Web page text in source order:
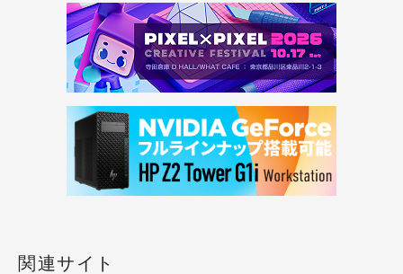
関連サイト